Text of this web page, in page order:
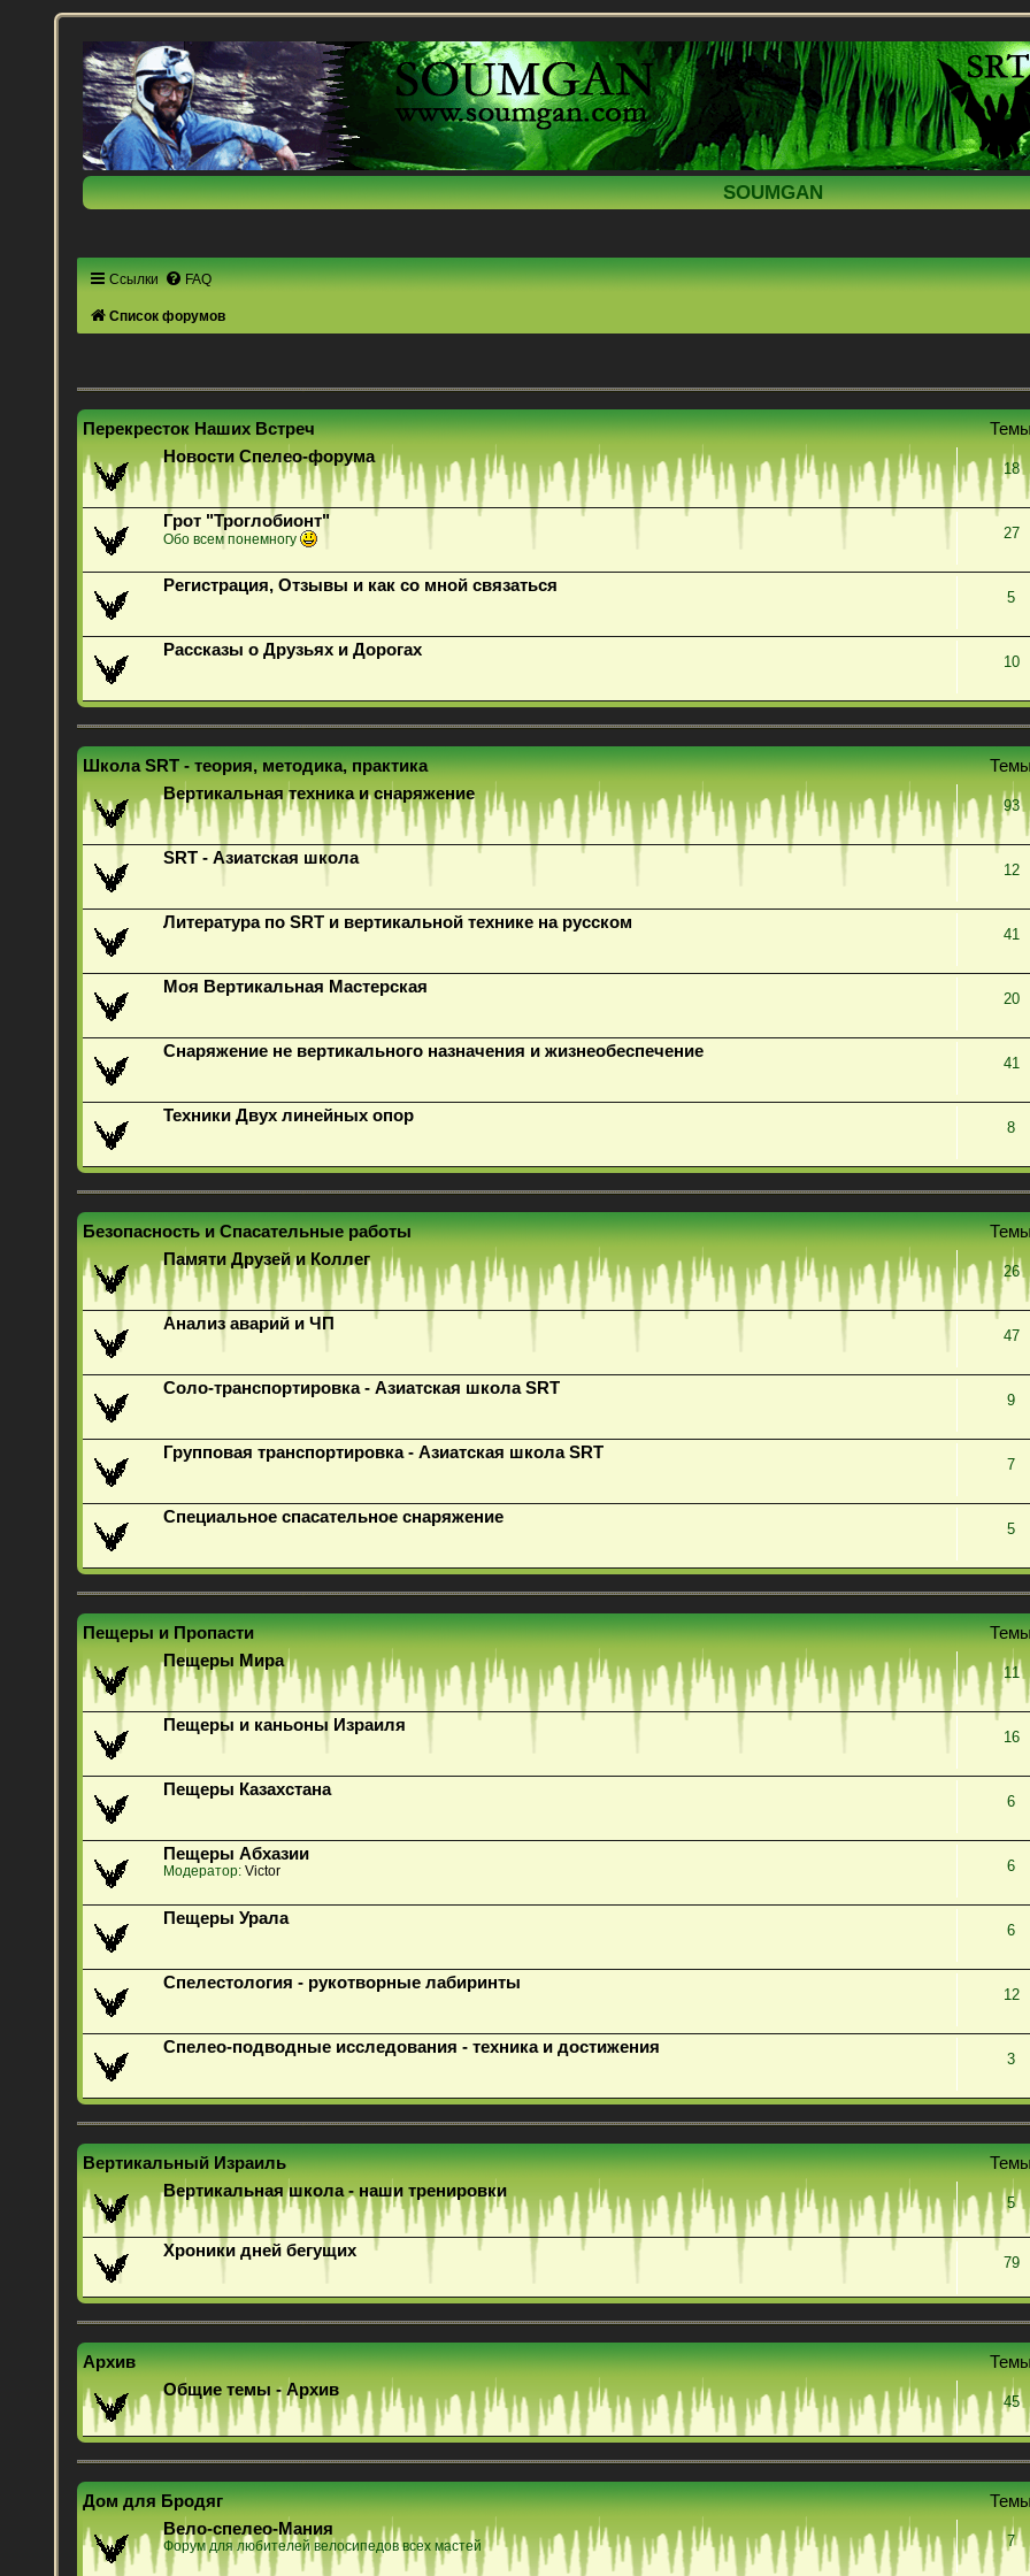
SOUMGAN
Ссылки FAQ
Список форумов
Перекресток Наших Встреч
Новости Спелео-форума
18
Грот "Троглобионт"
Обо всем понемногу 27
Регистрация, Отзывы и как со мной связаться
5
Рассказы о Друзьях и Дорогах
10
Школа SRT - теория, методика, практика
Вертикальная техника и снаряжение
93
SRT - Азиатская школа
12
Литература по SRT и вертикальной технике на русском
41
Моя Вертикальная Мастерская
20
Снаряжение не вертикального назначения и жизнеобеспечение
41
Техники Двух линейных опор
8
Безопасность и Спасательные работы
Памяти Друзей и Коллег
26
Анализ аварий и ЧП
47
Соло-транспортировка - Азиатская школа SRT
9
Групповая транспортировка - Азиатская школа SRT
7
Специальное спасательное снаряжение
5
Пещеры и Пропасти
Пещеры Мира
11
Пещеры и каньоны Израиля
16
Пещеры Казахстана
6
Пещеры Абхазии
Модератор: Victor 6
Пещеры Урала
6
Спелестология - рукотворные лабиринты
12
Спелео-подводные исследования - техника и достижения
3
Вертикальный Израиль
Вертикальная школа - наши тренировки
5
Хроники дней бегущих
79
Архив
Общие темы - Архив
45
Дом для Бродяг
Вело-спелео-Мания
Форум для любителей велосипедов всех мастей 7